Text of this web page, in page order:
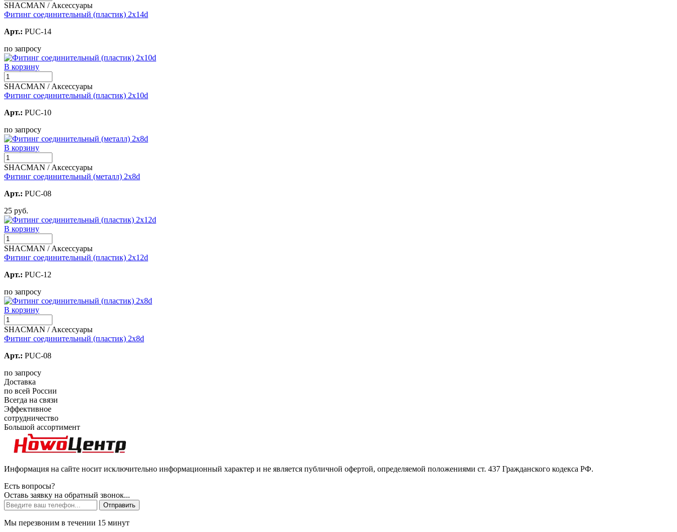
SHACMAN / Аксессуары
Фитинг соединительный (пластик) 2х14d
Арт.: PUC-14
по запросу
В корзину
SHACMAN / Аксессуары
Фитинг соединительный (пластик) 2х10d
Арт.: PUC-10
по запросу
В корзину
SHACMAN / Аксессуары
Фитинг соединительный (металл) 2х8d
Арт.: PUC-08
25 руб.
В корзину
SHACMAN / Аксессуары
Фитинг соединительный (пластик) 2х12d
Арт.: PUC-12
по запросу
В корзину
SHACMAN / Аксессуары
Фитинг соединительный (пластик) 2х8d
Арт.: PUC-08
по запросу
Доставка
по всей России
Всегда на связи
Эффективное
сотрудничество
Большой ассортимент
Информация на сайте носит исключительно информационный характер и не является публичной офертой, определяемой положениями ст. 437 Гражданского кодекса РФ.
Есть вопросы?
Оставь заявку на обратный звонок...
Отправить
Мы перезвоним в течении 15 минут